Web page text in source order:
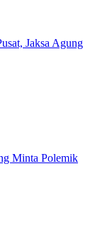
Jaksa Agung
Minta Polemik